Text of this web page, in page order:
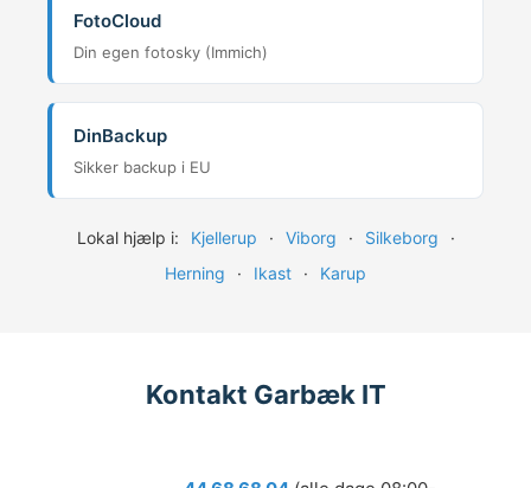
FotoCloud
Din egen fotosky (Immich)
DinBackup
Sikker backup i EU
Lokal hjælp i: Kjellerup · Viborg · Silkeborg
·
Herning
· Ikast · Karup
Kontakt Garbæk IT